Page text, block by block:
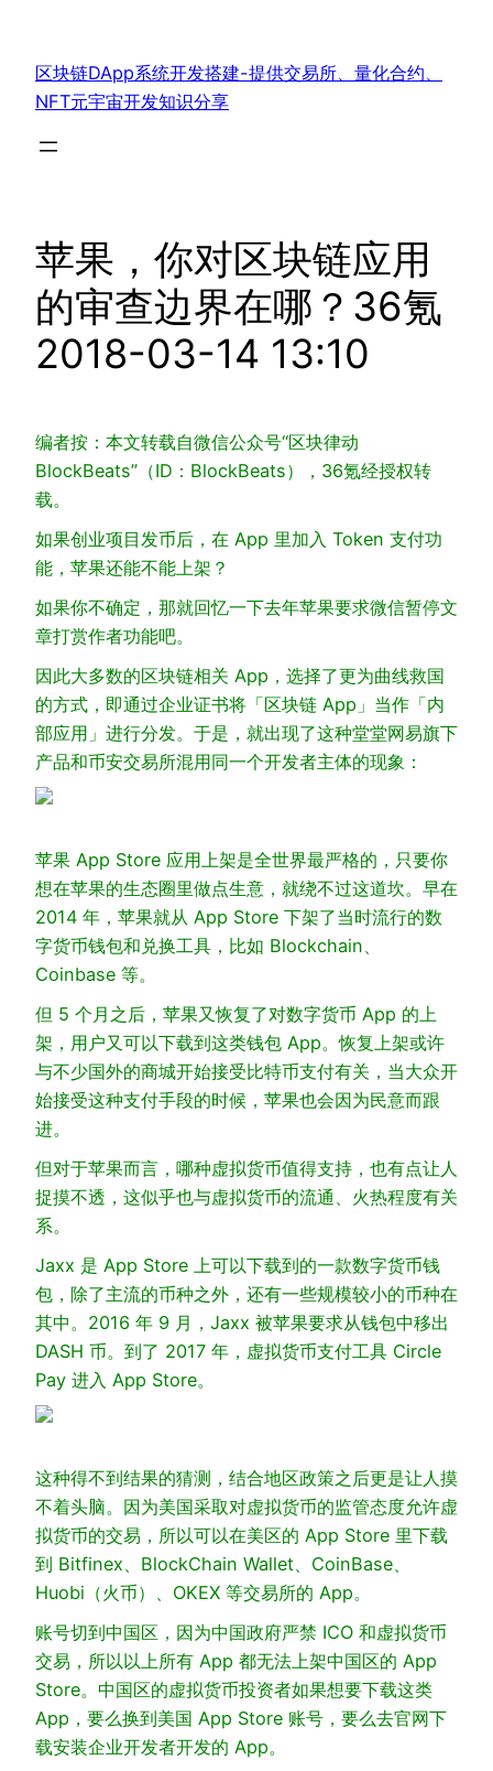
区块链DApp系统开发搭建-提供交易所、量化合约、
NFT元宇宙开发知识分享
苹果，你对区块链应用
的审查边界在哪？36氪
2018-03-14 13:10
编者按：本文转载自微信公众号“区块律动
BlockBeats”（ID：BlockBeats），36氪经授权转
载。
如果创业项目发币后，在 App 里加入 Token 支付功
能，苹果还能不能上架？
如果你不确定，那就回忆一下去年苹果要求微信暂停文
章打赏作者功能吧。
因此大多数的区块链相关 App，选择了更为曲线救国
的方式，即通过企业证书将「区块链 App」当作「内
部应用」进行分发。于是，就出现了这种堂堂网易旗下
产品和币安交易所混用同一个开发者主体的现象：
苹果 App Store 应用上架是全世界最严格的，只要你
想在苹果的生态圈里做点生意，就绕不过这道坎。早在
2014 年，苹果就从 App Store 下架了当时流行的数
字货币钱包和兑换工具，比如 Blockchain、
Coinbase 等。
但 5 个月之后，苹果又恢复了对数字货币 App 的上
架，用户又可以下载到这类钱包 App。恢复上架或许
与不少国外的商城开始接受比特币支付有关，当大众开
始接受这种支付手段的时候，苹果也会因为民意而跟
进。
但对于苹果而言，哪种虚拟货币值得支持，也有点让人
捉摸不透，这似乎也与虚拟货币的流通、火热程度有关
系。
Jaxx 是 App Store 上可以下载到的一款数字货币钱
包，除了主流的币种之外，还有一些规模较小的币种在
其中。2016 年 9 月，Jaxx 被苹果要求从钱包中移出
DASH 币。到了 2017 年，虚拟货币支付工具 Circle
Pay 进入 App Store。
这种得不到结果的猜测，结合地区政策之后更是让人摸
不着头脑。因为美国采取对虚拟货币的监管态度允许虚
拟货币的交易，所以可以在美区的 App Store 里下载
到 Bitfinex、BlockChain Wallet、CoinBase、
Huobi（火币）、OKEX 等交易所的 App。
账号切到中国区，因为中国政府严禁 ICO 和虚拟货币
交易，所以以上所有 App 都无法上架中国区的 App
Store。中国区的虚拟货币投资者如果想要下载这类
App，要么换到美国 App Store 账号，要么去官网下
载安装企业开发者开发的 App。